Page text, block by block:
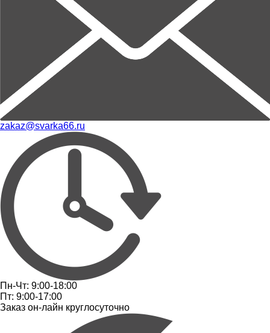
zakaz@svarka66.ru
Пн-Чт: 9:00-18:00
Пт: 9:00-17:00
Заказ он-лайн круглосуточно